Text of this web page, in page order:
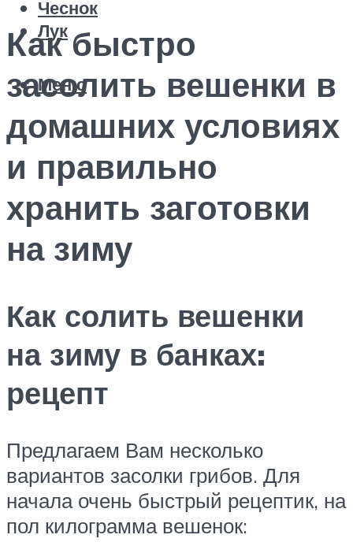
Чеснок
Лук
Меню
Как быстро
засолить вешенки в
домашних условиях
и правильно
хранить заготовки
на зиму
Как солить вешенки
на зиму в банках:
рецепт
Предлагаем Вам несколько
вариантов засолки грибов. Для
начала очень быстрый рецептик, на
пол килограмма вешенок: